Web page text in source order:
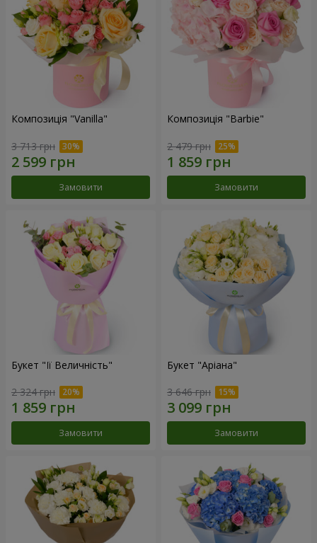
Композиція "Vanilla"
3 713 грн
Замовити
Композиція "Barbie"
2 479 грн
Замовити
Букет "Її Величність"
2 324 грн
Замовити
Букет "Аріана"
3 646 грн
Замовити